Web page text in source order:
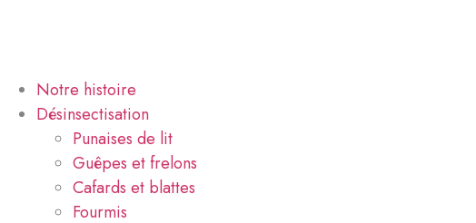
Notre histoire
Désinsectisation
Punaises de lit
Guêpes et frelons
Cafards et blattes
Fourmis